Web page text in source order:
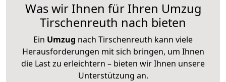
Was wir Ihnen für Ihren Umzug
Tirschenreuth nach bieten
Ein Umzug nach Tirschenreuth kann viele
Herausforderungen mit sich bringen, um Ihnen
die Last zu erleichtern – bieten wir Ihnen unsere
Unterstützung an.